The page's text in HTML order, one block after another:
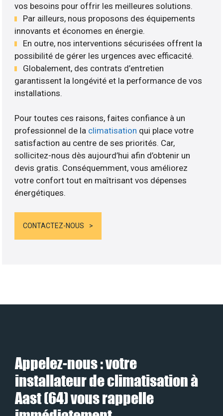
vos besoins pour offrir les meilleures solutions.
Par ailleurs, nous proposons des équipements
innovants et économes en énergie.
En outre, nos interventions sécurisées offrent la
possibilité de gérer les urgences avec efficacité.
Globalement, des contrats d’entretien
garantissent la longévité et la performance de vos
installations.
Pour toutes ces raisons, faites confiance à un
professionnel de la climatisation qui place votre
satisfaction au centre de ses priorités. Car,
sollicitez-nous dès aujourd’hui afin d’obtenir un
devis gratis. Conséquemment, vous améliorez
votre confort tout en maîtrisant vos dépenses
énergétiques.
CONTACTEZ-NOUS
Appelez-nous : votre
installateur de climatisation à
Aast (64) vous rappelle